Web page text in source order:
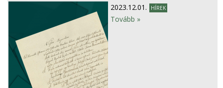
2023.12.01. HÍREK
Tovább »